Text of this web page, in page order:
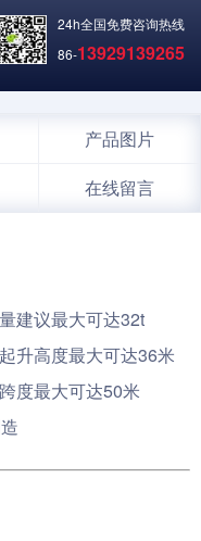
24h全国免费咨询热线
86-13929139265
产品图片
在线留言
建议最大可达32t
升高度最大可达36米
度最大可达50米